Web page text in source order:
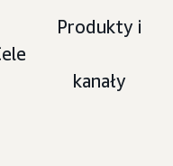
Produkty i
kanały